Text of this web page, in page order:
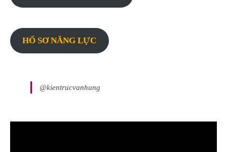
HỐ SƠ NĂNG LỰC
@kientrucvanhung